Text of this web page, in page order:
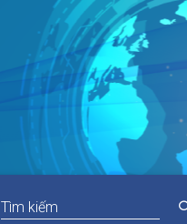
06-08-2026
Thủ tướng Chính phủ vừa ban hành Chỉ
số 31/CT-TTg ngày 5/8/2026 về thực...
Chính sách cho người có uy tín
trong vùng đồng bào dân tộc
Nghị định số 307/2026/NĐ-CP quy